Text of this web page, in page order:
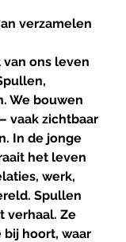
verzamelen
ons leven
We bouwen
vaak zichtbaar
In de jonge
het leven
werk,
Spullen
verhaal. Ze
bij hoort, waar